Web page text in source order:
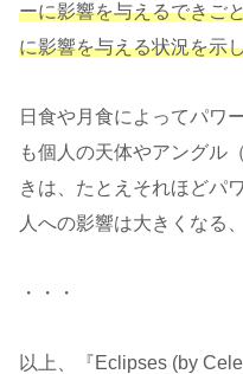
ーに影響を与えるできご
に影響を与える状況を示
日食や月食によってパワ
も個人の天体やアングル
きは、たとえそれほどパ
人への影響は大きくなる
・・・
以上、『Eclipses (by